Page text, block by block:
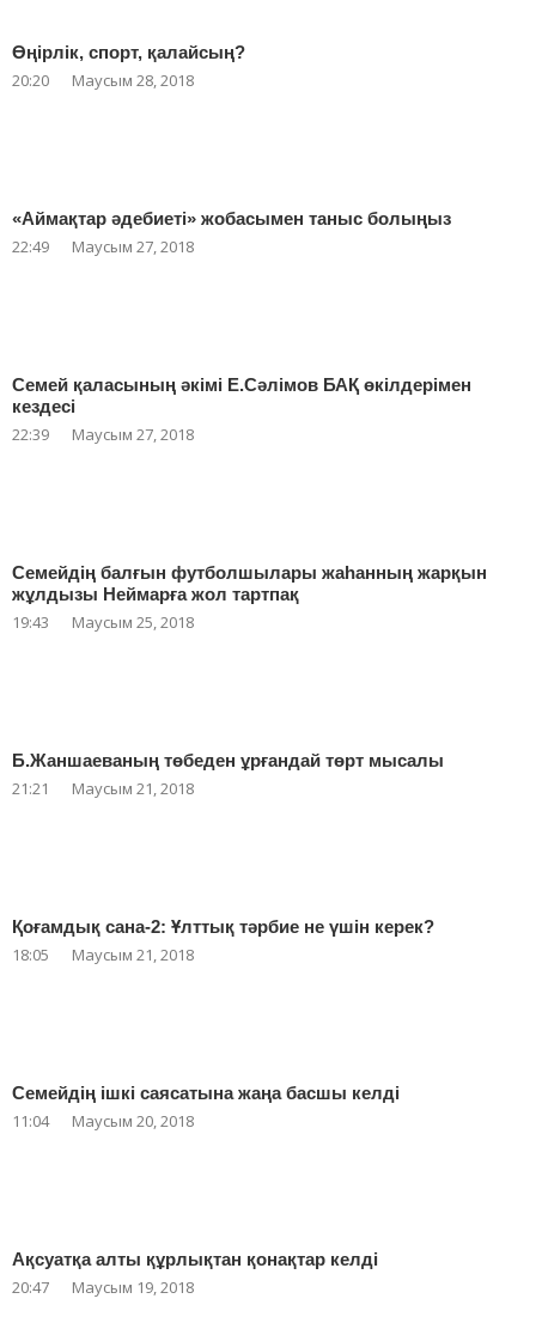
Өңірлік, спорт, қалайсың?
20:20 Маусым 28, 2018
«Аймақтар әдебиеті» жобасымен таныс болыңыз
22:49 Маусым 27, 2018
Семей қаласының әкімі Е.Сәлімов БАҚ өкілдерімен
кездесі
22:39 Маусым 27, 2018
Семейдің балғын футболшылары жаһанның жарқын
жұлдызы Неймарға жол тартпақ
19:43 Маусым 25, 2018
Б.Жаншаеваның төбеден ұрғандай төрт мысалы
21:21 Маусым 21, 2018
Қоғамдық сана-2: Ұлттық тәрбие не үшін керек?
18:05 Маусым 21, 2018
Семейдің ішкі саясатына жаңа басшы келді
11:04 Маусым 20, 2018
Ақсуатқа алты құрлықтан қонақтар келді
20:47 Маусым 19, 2018